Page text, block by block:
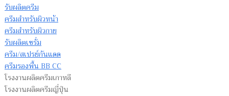
รับผลิตครีม
ครีมสำหรับผิวหน้า
ครีมสำหรับผิวกาย
รับผลิตเซรั่ม
ครีม/สเปรย์กันแดด
ครีมรองพื้น BB CC
โรงงานผลิตครีมเกาหลี
โรงงานผลิตครีมญี่ปุ่น